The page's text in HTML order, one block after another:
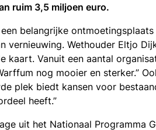
ruim 3,5 miljoen euro.
belangrijke
vernieuwing. Wethouder Eltjo
kaart. Vanuit een aantal
nog mooier en sterker.”
plek biedt kansen voor
heeft.”
uit het Nationaal Programma